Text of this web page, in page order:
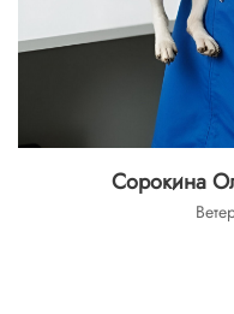
Сорокина